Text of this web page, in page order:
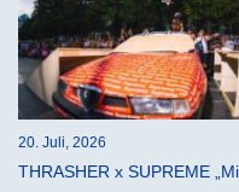
20. Juli, 2026
THRASHER x SUPREME